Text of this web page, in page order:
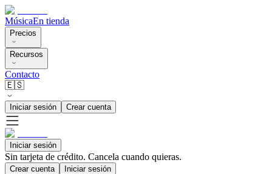
MúsicaEn tienda
Precios
Recursos
Contacto
🇪🇸
Iniciar sesión Crear cuenta
Iniciar sesión
Sin tarjeta de crédito. Cancela cuando quieras.
Crear cuenta Iniciar sesión